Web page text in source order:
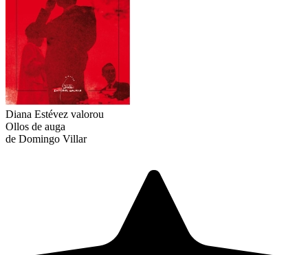
Diana Estévez valorou
Ollos de auga
de Domingo Villar